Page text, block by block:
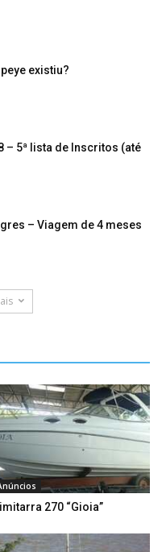
existiu?
– 5ª lista de Inscritos (até
– Viagem de 4 meses
270 “Gioia”